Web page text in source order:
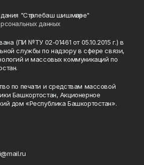
"Стәрлебаш шишмәләре"
данных
(ПИ №ТУ 02-01461 от 05.10.2015 г.) в
службы по надзору в сфере связи,
и массовых коммуникаций по
по печати и средствам массовой
Башкортостан, Акционерное
дом «Республика Башкортостан».